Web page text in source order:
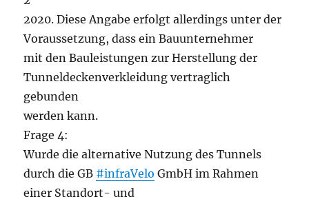
2020. Diese Angabe erfolgt allerdings unter der
Voraussetzung, dass ein Bauunternehmer
mit den Bauleistungen zur Herstellung der
Tunneldeckenverkleidung vertraglich
gebunden
werden kann.
Frage 4:
Wurde die alternative Nutzung des Tunnels
durch die GB #infraVelo GmbH im Rahmen
einer Standort- und